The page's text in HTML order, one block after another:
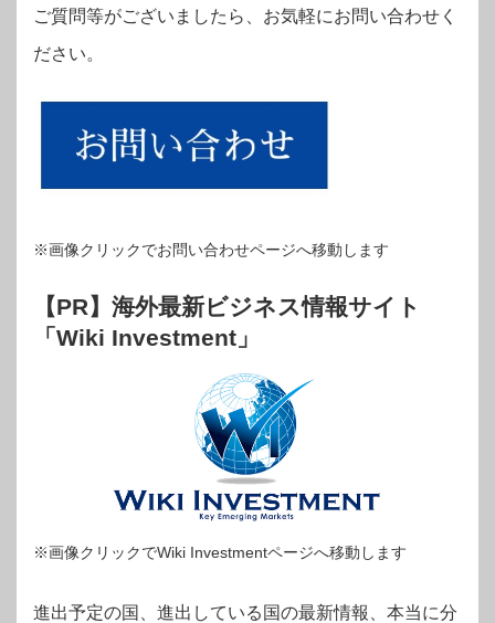
ご質問等がございましたら、お気軽にお問い合わせく
ださい。
※画像クリックでお問い合わせページへ移動します
【PR】海外最新ビジネス情報サイト
「Wiki Investment」
※画像クリックでWiki Investmentページへ移動します
進出予定の国、進出している国の最新情報、本当に分